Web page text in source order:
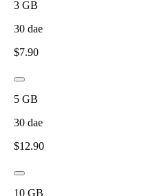
3 GB
30 dae
$7.90
5 GB
30 dae
$12.90
10 GB